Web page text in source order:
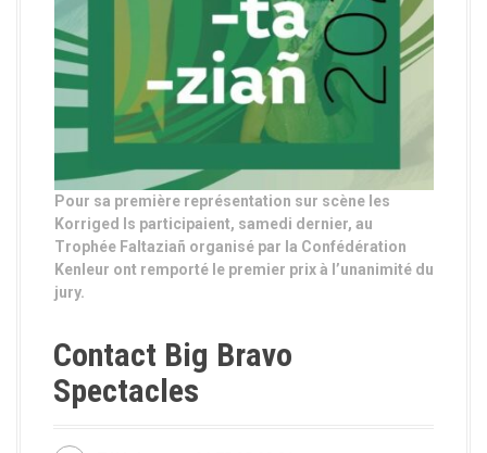
Pour sa première représentation sur scène les
Korriged Is participaient, samedi dernier, au
Trophée Faltaziañ organisé par la Confédération
Kenleur ont remporté le premier prix à l’unanimité du
jury.
Contact Big Bravo
Spectacles